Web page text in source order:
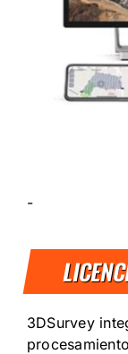
-
‎3DSurvey